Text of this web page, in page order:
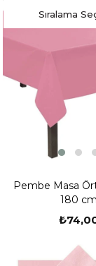
Pembe Masa
180 cm